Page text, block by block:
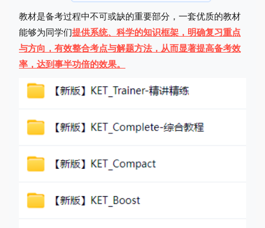
教材是备考过程中不可或缺的重要部分，一套优质的教材
能够为同学们提供系统、科学的知识框架，明确复习重点
与方向，有效整合考点与解题方法，从而显著提高备考效
率，达到事半功倍的效果。